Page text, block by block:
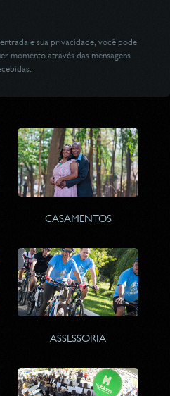
e sua privacidade, você pode
momento através das mensagens
CASAMENTOS
ASSESSORIA